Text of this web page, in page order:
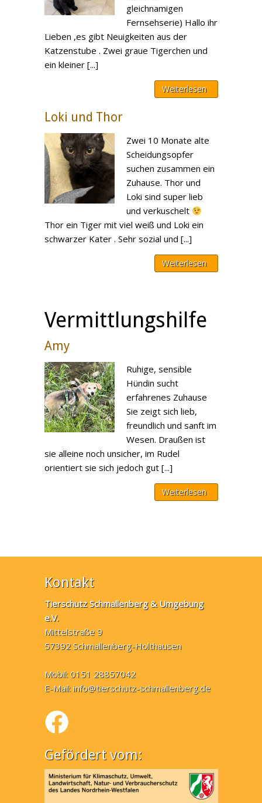
gleichnamigen
Fernsehserie) Hallo ihr
Lieben ,es gibt Neuigkeiten aus der
Katzenstube . Zwei graue Tigerchen und
ein kleiner [...]
Weiterlesen
Loki und Thor
Zwei 10 Monate alte
Scheidungsopfer
suchen zusammen ein
Zuhause. Thor und
Loki sind super lieb
und verkuschelt
Thor ein Tiger mit viel weiß und Loki ein
schwarzer Kater . Sehr sozial und [...]
Weiterlesen
Vermittlungshilfe
Amy
Ruhige, sensible
Hündin sucht
erfahrenes Zuhause
Sie zeigt sich lieb,
freundlich und sanft im
Wesen. Draußen ist
sie alleine noch unsicher, im Rudel
orientiert sie sich jedoch gut [...]
Weiterlesen
Kontakt
Tierschutz Schmallenberg & Umgebung
e.V.
Mittelstraße 9
57392 Schmallenberg-Holthausen
Mobil: 0151 28857042
E-Mail:info@tierschutz-schmallenberg.de
Gefördert vom: